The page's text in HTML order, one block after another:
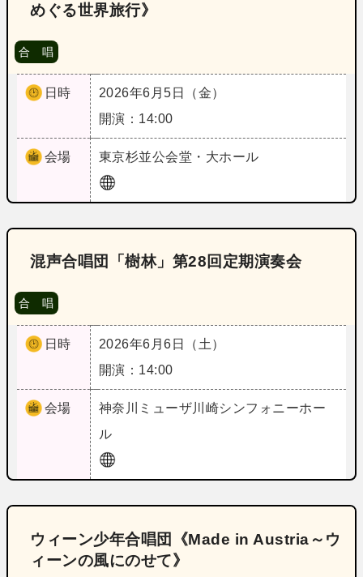
めぐる世界旅行》
合 唱
日時
2026年6月5日（金）
開演：14:00
会場 東京杉並公会堂・大ホール
混声合唱団「樹林」第28回定期演奏会
合 唱
日時
2026年6月6日（土）
開演：14:00
会場 神奈川
ミューザ川崎シンフォニーホー
ル
ウィーン少年合唱団《Made in Austria～ウ
ィーンの風にのせて》